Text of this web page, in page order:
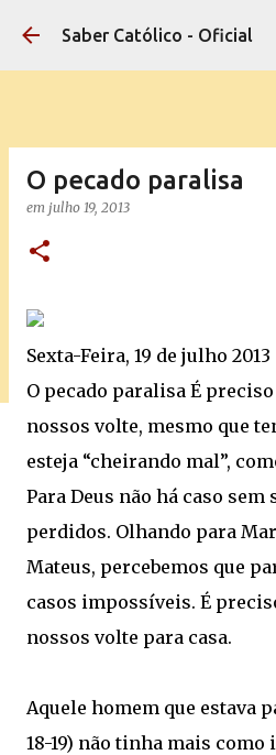
Pular para o
Saber Católico - Oficial
O pecado paralisa
em julho 19, 2013
Sexta-Feira, 19 de julho 2013
O pecado paralisa É preciso
nossos volte, mesmo que
esteja “cheirando mal”,
Para Deus não há caso sem
perdidos. Olhando para
Mateus, percebemos que
casos impossíveis. É
nossos volte para casa.
Aquele homem que estava
18-19) não tinha mais